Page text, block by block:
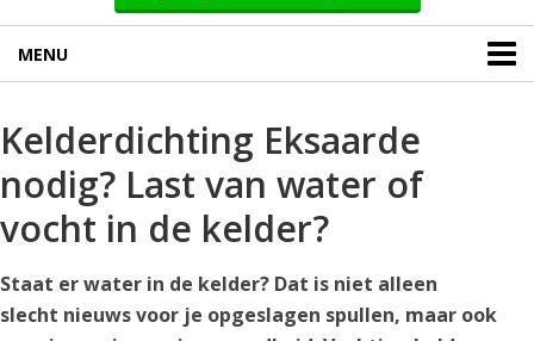
MENU
Kelderdichting Eksaarde
nodig? Last van water of
vocht in de kelder?
Staat er water in de kelder? Dat is niet alleen
slecht nieuws voor je opgeslagen spullen, maar ook